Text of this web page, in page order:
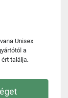
Unisex
a
ért találja.